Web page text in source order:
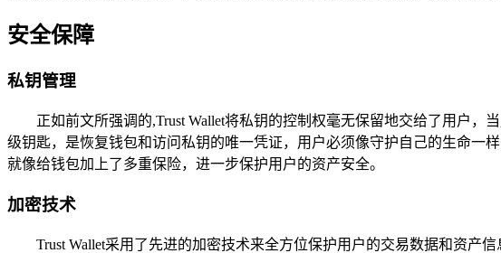
安全保障
私钥管理
正如前文所强调的,Trust Wallet将私钥的控制权毫无保留地交给了用户
级钥匙，是恢复钱包和访问私钥的唯一凭证，用户必须像守护自己的生命一
就像给钱包加上了多重保险，进一步保护用户的资产安全。
加密技术
Trust Wallet采用了先进的加密技术来全方位保护用户的交易数据和资产